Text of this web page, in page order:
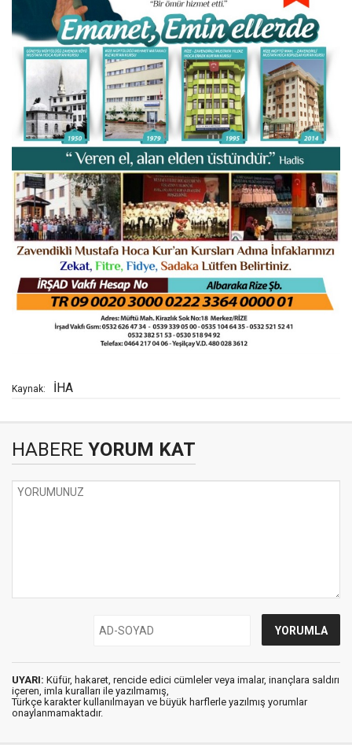
Kaynak: İHA
HABERE YORUM KAT
UYARI: Küfür, hakaret, rencide edici cümleler veya imalar, inançlara saldırı
içeren, imla kuralları ile yazılmamış,
Türkçe karakter kullanılmayan ve büyük harflerle yazılmış yorumlar
onaylanmamaktadır.